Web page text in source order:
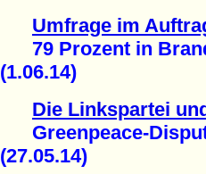
Umfrage im
79 Prozent in
(1.06.14)
Die Linkspartei
Greenpeace-
(27.05.14)